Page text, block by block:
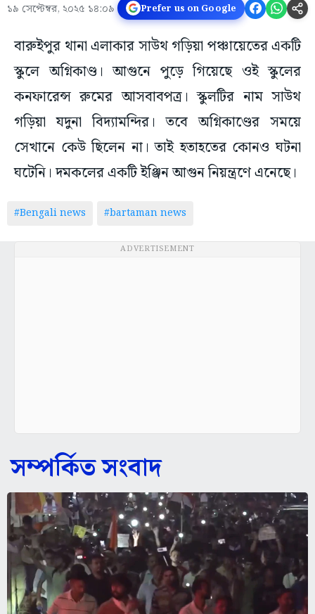
১৯ সেপ্টেম্বর, ২০২৫ ১৪:০৯ Prefer us on Google
বারুইপুর থানা এলাকার সাউথ গড়িয়া পঞ্চায়েতের একটি
স্কুলে অগ্নিকাণ্ড। আগুনে পুড়ে গিয়েছে ওই স্কুলের
কনফারেন্স রুমের আসবাবপত্র। স্কুলটির নাম সাউথ
গড়িয়া যদুনা বিদ্যামন্দির। তবে অগ্নিকাণ্ডের সময়ে
সেখানে কেউ ছিলেন না। তাই হতাহতের কোনও ঘটনা
ঘটেনি। দমকলের একটি ইঞ্জিন আগুন নিয়ন্ত্রণে এনেছে।
#Bengali news #bartaman news
ADVERTISEMENT
সম্পর্কিত সংবাদ